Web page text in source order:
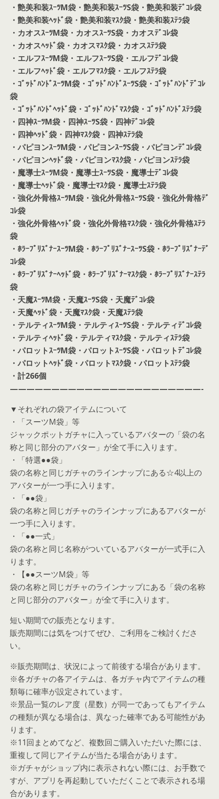
・艶美和装ｽｰﾂM袋 ・艶美和装ｽｰﾂS袋 ・艶美和装ﾃﾞｺﾚ袋
・艶美和装ﾍｯﾄﾞ袋 ・艶美和装ﾏｽｸ袋 ・艶美和装ｽﾃﾗ袋
・カオスｽｰﾂM袋 ・カオスｽｰﾂS袋 ・カオスﾃﾞｺﾚ袋
・カオスﾍｯﾄﾞ袋 ・カオスﾏｽｸ袋 ・カオスｽﾃﾗ袋
・エルフｽｰﾂM袋 ・エルフｽｰﾂS袋 ・エルフﾃﾞｺﾚ袋
・エルフﾍｯﾄﾞ袋 ・エルフﾏｽｸ袋 ・エルフｽﾃﾗ袋
・ｺﾞｯﾄﾞﾊﾝﾄﾞｽｰﾂM袋 ・ｺﾞｯﾄﾞﾊﾝﾄﾞｽｰﾂS袋 ・ｺﾞｯﾄﾞﾊﾝﾄﾞﾃﾞｺﾚ
袋
・ｺﾞｯﾄﾞﾊﾝﾄﾞﾍｯﾄﾞ袋 ・ｺﾞｯﾄﾞﾊﾝﾄﾞﾏｽｸ袋 ・ｺﾞｯﾄﾞﾊﾝﾄﾞｽﾃﾗ袋
・四神ｽｰﾂM袋 ・四神ｽｰﾂS袋 ・四神ﾃﾞｺﾚ袋
・四神ﾍｯﾄﾞ袋 ・四神ﾏｽｸ袋 ・四神ｽﾃﾗ袋
・パピヨンｽｰﾂM袋 ・パピヨンｽｰﾂS袋 ・パピヨンﾃﾞｺﾚ袋
・パピヨンﾍｯﾄﾞ袋 ・パピヨンﾏｽｸ袋 ・パピヨンｽﾃﾗ袋
・魔導士ｽｰﾂM袋 ・魔導士ｽｰﾂS袋 ・魔導士ﾃﾞｺﾚ袋
・魔導士ﾍｯﾄﾞ袋 ・魔導士ﾏｽｸ袋 ・魔導士ｽﾃﾗ袋
・強化外骨格ｽｰﾂM袋 ・強化外骨格ｽｰﾂS袋 ・強化外骨格ﾃﾞ
ｺﾚ袋
・強化外骨格ﾍｯﾄﾞ袋 ・強化外骨格ﾏｽｸ袋 ・強化外骨格ｽﾃﾗ
袋
・ﾎﾗｰﾌﾟﾘｽﾞﾅｰｽｰﾂM袋 ・ﾎﾗｰﾌﾟﾘｽﾞﾅｰｽｰﾂS袋 ・ﾎﾗｰﾌﾟﾘｽﾞﾅｰﾃﾞ
ｺﾚ袋
・ﾎﾗｰﾌﾟﾘｽﾞﾅｰﾍｯﾄﾞ袋 ・ﾎﾗｰﾌﾟﾘｽﾞﾅｰﾏｽｸ袋 ・ﾎﾗｰﾌﾟﾘｽﾞﾅｰｽﾃﾗ
袋
・天魔ｽｰﾂM袋 ・天魔ｽｰﾂS袋 ・天魔ﾃﾞｺﾚ袋
・天魔ﾍｯﾄﾞ袋 ・天魔ﾏｽｸ袋 ・天魔ｽﾃﾗ袋
・テルティｽｰﾂM袋 ・テルティｽｰﾂS袋 ・テルティﾃﾞｺﾚ袋
・テルティﾍｯﾄﾞ袋 ・テルティﾏｽｸ袋 ・テルティｽﾃﾗ袋
・パロットｽｰﾂM袋 ・パロットｽｰﾂS袋 ・パロットﾃﾞｺﾚ袋
・パロットﾍｯﾄﾞ袋 ・パロットﾏｽｸ袋 ・パロットｽﾃﾗ袋
・計266個
———————————————————————-
▼それぞれの袋アイテムについて
・「スーツM袋」等
ジャックポットガチャに入っているアバターの「袋の名
称と同じ部分のアバター」が全て手に入ります。
・「特選●●袋」
袋の名称と同じガチャのラインナップにある☆4以上の
アバターが一つ手に入ります。
・「●●袋」
袋の名称と同じガチャのラインナップにあるアバターが
一つ手に入ります。
・「●●一式」
袋の名称と同じ名称がついているアバターが一式手に入
ります。
・【●●スーツM袋」等
袋の名称と同じガチャのラインナップにある「袋の名称
と同じ部分のアバター」が全て手に入ります。
短い期間での販売となります。
販売期間には気をつけてぜひ、ご利用をご検討くださ
い。
※販売期間は、状況によって前後する場合があります。
※各ガチャの各アイテムは、各ガチャ内でアイテムの種
類毎に確率が設定されています。
※景品一覧のレア度（星数）が同一であってもアイテム
の種類が異なる場合は、異なった確率である可能性があ
ります。
※11回まとめてなど、複数回ご購入いただいた際には、
重複して同じアイテムが当たる場合があります。
※ガチャがショップ内に表示されない際には、お手数で
すが、アプリを再起動していただくことで表示される場
合があります。